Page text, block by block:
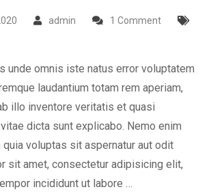
admin
1 Comment
unde omnis iste natus error voluptatem
laudantium totam rem aperiam,
illo inventore veritatis et quasi
dicta sunt explicabo. Nemo enim
voluptas sit aspernatur aut odit
sit amet, consectetur adipisicing elit,
incididunt ut labore …